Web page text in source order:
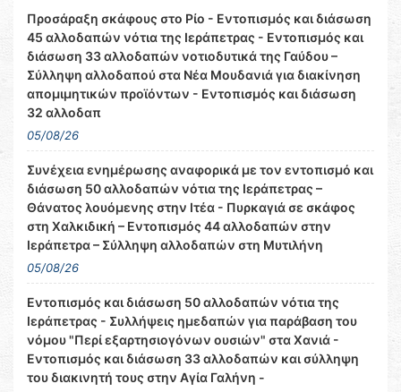
Προσάραξη σκάφους στο Ρίο - Εντοπισμός και διάσωση
45 αλλοδαπών νότια της Ιεράπετρας - Εντοπισμός και
διάσωση 33 αλλοδαπών νοτιοδυτικά της Γαύδου –
Σύλληψη αλλοδαπού στα Νέα Μουδανιά για διακίνηση
απομιμητικών προϊόντων - Εντοπισμός και διάσωση
32 αλλοδαπ
05/08/26
Συνέχεια ενημέρωσης αναφορικά με τον εντοπισμό και
διάσωση 50 αλλοδαπών νότια της Ιεράπετρας –
Θάνατος λουόμενης στην Ιτέα - Πυρκαγιά σε σκάφος
στη Χαλκιδική – Εντοπισμός 44 αλλοδαπών στην
Ιεράπετρα – Σύλληψη αλλοδαπών στη Μυτιλήνη
05/08/26
Εντοπισμός και διάσωση 50 αλλοδαπών νότια της
Ιεράπετρας - Συλλήψεις ημεδαπών για παράβαση του
νόμου "Περί εξαρτησιογόνων ουσιών" στα Χανιά -
Εντοπισμός και διάσωση 33 αλλοδαπών και σύλληψη
του διακινητή τους στην Αγία Γαλήνη -